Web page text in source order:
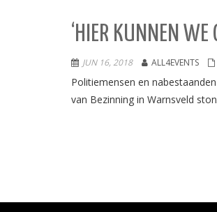
‘HIER KUNNEN WE
JUN 16, 2018 ALL4EVENTS
Politiemensen en
van Bezinning in Warnsveld